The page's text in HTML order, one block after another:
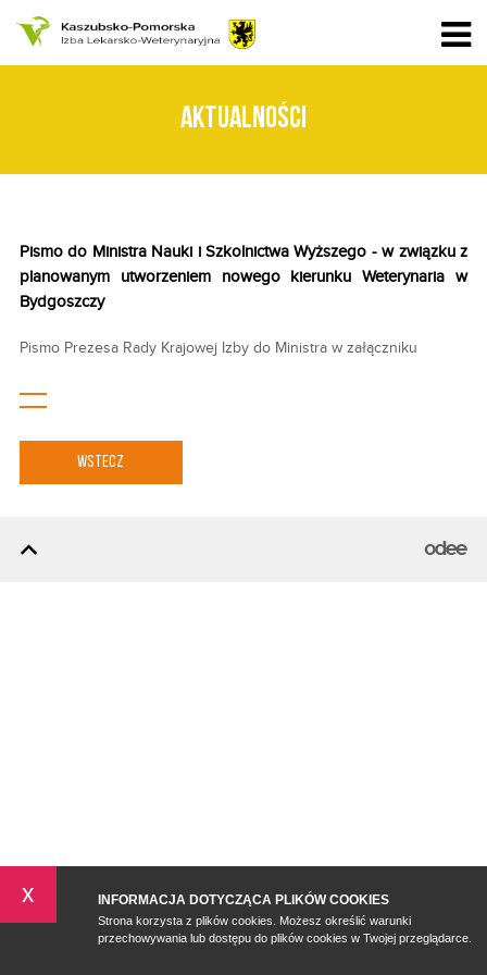
AKTUALNOŚCI
Pismo do Ministra Nauki i Szkolnictwa Wyższego - w związku z
planowanym utworzeniem nowego kierunku Weterynaria w
Bydgoszczy
Pismo Prezesa Rady Krajowej Izby do Ministra w załączniku
WSTECZ
x INFORMACJA DOTYCZĄCA PLIKÓW COOKIES
Strona korzysta z plików cookies. Możesz określić warunki
przechowywania lub dostępu do plików cookies w Twojej przeglądarce.